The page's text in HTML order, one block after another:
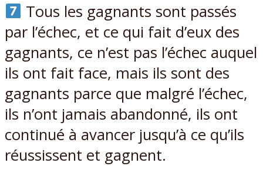
Tous les gagnants sont passés
par l’échec, et ce qui fait d’eux des
gagnants, ce n’est pas l’échec auquel
ils ont fait face, mais ils sont des
gagnants parce que malgré l’échec,
ils n’ont jamais abandonné, ils ont
continué à avancer jusqu’à ce qu’ils
réussissent et gagnent.